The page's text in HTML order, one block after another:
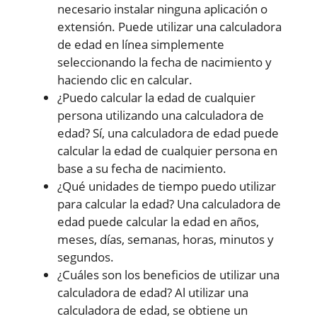
necesario instalar ninguna aplicación o
extensión. Puede utilizar una calculadora
de edad en línea simplemente
seleccionando la fecha de nacimiento y
haciendo clic en calcular.
¿Puedo calcular la edad de cualquier
persona utilizando una calculadora de
edad? Sí, una calculadora de edad puede
calcular la edad de cualquier persona en
base a su fecha de nacimiento.
¿Qué unidades de tiempo puedo utilizar
para calcular la edad? Una calculadora de
edad puede calcular la edad en años,
meses, días, semanas, horas, minutos y
segundos.
¿Cuáles son los beneficios de utilizar una
calculadora de edad? Al utilizar una
calculadora de edad, se obtiene un